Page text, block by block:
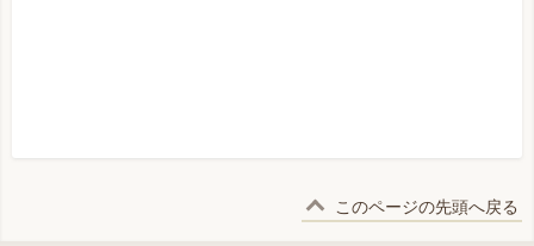
このページの先頭へ戻る